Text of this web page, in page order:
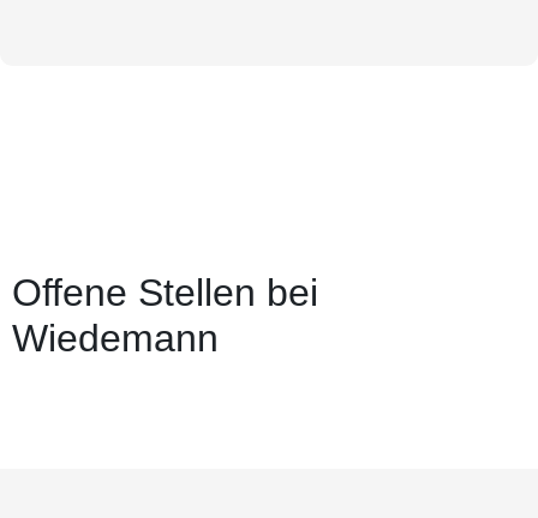
Offene Stellen bei
Wiedemann